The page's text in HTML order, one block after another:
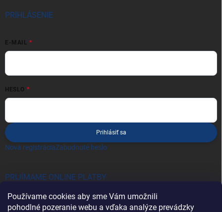
Používame cookies aby sme Vám umožnili
pohodlné pozeranie webu a vďaka analýze prevádzky
PRIHLÁSENIE
E-MAIL
HESLO
Prihlásiť sa
Nová registráciaZabudnuté heslo
PRIJÍMAME ONLINE PLATBY